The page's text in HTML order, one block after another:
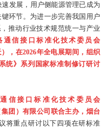
发展，用户侧能源管理已成为
环节。为进一步完善我国用户
推动行业技术规范统一与产业
通信接口标准化技术委员会
），在2026年全电展期间，组织
统》系列国家标准制修订研讨
信接口标准化技术委员会
集团）有限公司联合主办，烟台
将重点研讨以下四项在研标准